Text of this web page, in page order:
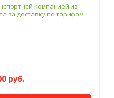
компанией из
за доставку по тарифам
руб.